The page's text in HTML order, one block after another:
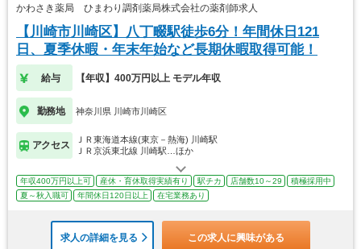
かわさき薬局 ひまわり調剤薬局株式会社の薬剤師求人
【川崎市川崎区】八丁畷駅徒歩6分！年間休日121
日、夏季休暇・年末年始など長期休暇取得可能！
給与 【年収】400万円以上 モデル年収
勤務地 神奈川県 川崎市川崎区
アクセス
ＪＲ東海道本線(東京－熱海) 川崎駅
ＪＲ京浜東北線 川崎駅…ほか
年収400万円以上可 産休・育休取得実績有り 駅チカ 店舗数10～29
積極採用中
夏～秋入職可
年間休日120日以上 在宅業務あり
求人の詳細を見る この求人に興味がある